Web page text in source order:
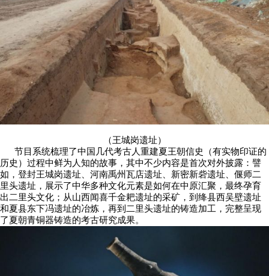
（王城岗遗址）
节目系统梳理了中国几代考古人重建夏王朝信史（有实物印证的
历史）过程中鲜为人知的故事，其中不少内容是首次对外披露：譬
如，登封王城岗遗址、河南禹州瓦店遗址、新密新砦遗址、偃师二
里头遗址，展示了中华多种文化元素是如何在中原汇聚，最终孕育
出二里头文化；从山西闻喜千金耙遗址的采矿，到绛县西吴壁遗址
和夏县东下冯遗址的冶炼，再到二里头遗址的铸造加工，完整呈现
了夏朝青铜器铸造的考古研究成果。